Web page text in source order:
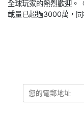
全球玩家的熱烈歡迎。
載量已超過3000萬，同